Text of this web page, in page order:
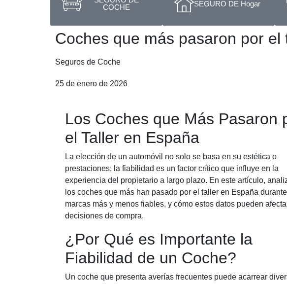
COCHE
SEGURO DE Hogar
Coches que más pasaron por el
Seguros de Coche
25 de enero de 2026
Los Coches que Más Pasaron
el Taller en España
La elección de un automóvil no solo se basa en su estética o
prestaciones; la fiabilidad es un factor crítico que influye en la
experiencia del propietario a largo plazo. En este artículo,
los coches que más han pasado por el taller en España
marcas más y menos fiables, y cómo estos datos pueden
decisiones de compra.
¿Por Qué es Importante la
Fiabilidad de un Coche?
Un coche que presenta averías frecuentes puede acarrear